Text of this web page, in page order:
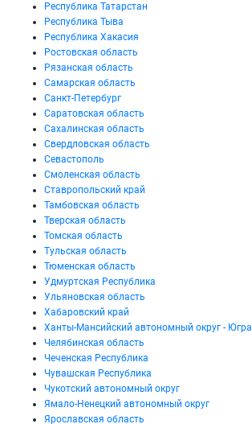
Республика Татарстан
Республика Тыва
Республика Хакасия
Ростовская область
Рязанская область
Самарская область
Санкт-Петербург
Саратовская область
Сахалинская область
Свердловская область
Севастополь
Смоленская область
Ставропольский край
Тамбовская область
Тверская область
Томская область
Тульская область
Тюменская область
Удмуртская Республика
Ульяновская область
Хабаровский край
Ханты-Мансийский автономный округ - Югра
Челябинская область
Чеченская Республика
Чувашская Республика
Чукотский автономный округ
Ямало-Ненецкий автономный округ
Ярославская область